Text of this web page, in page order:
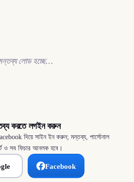
লোড হচ্ছে…
করতে লগইন করুন
দিয়ে সাইন ইন করুন; মন্তব্য, পার্সোনাল
ও সব ফিচার আনলক হবে।
Facebook